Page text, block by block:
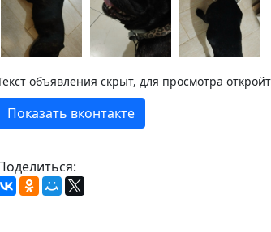
объявления скрыт, для просмотра
Показать вконтакте